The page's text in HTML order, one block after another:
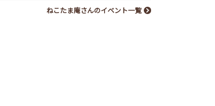
ねこたま庵さんのイベント一覧